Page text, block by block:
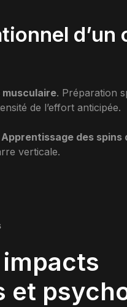
d’un
. Préparation
de l’effort anticipée.
Apprentissage des spins
verticale.
et